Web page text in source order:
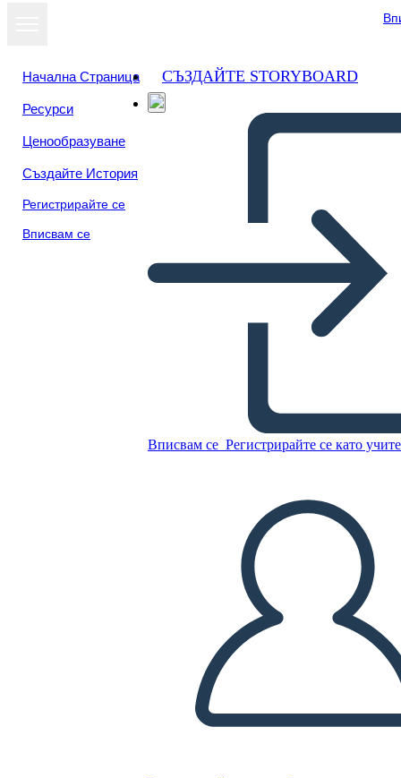
Начална Страница
Ресурси
Ценообразуване
Създайте История
Регистрирайте се
Вписвам се
СЪЗДАЙТЕ STORYBOARD
Вписвам се Регистрирайте се като
Diagramma di Trama
Fantasma
Копирайте този Storyboard
СЪЗДАЙТЕ СЦЕНАРИЙ
ПУСКАНЕ НА СЛАЙДШОУ
ЧЕТИ МИ